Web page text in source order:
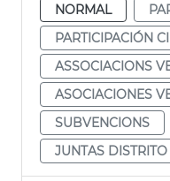
NORMAL
PARTICIPACIÓN
ASSOCIACIONS
ASOCIACIONES
SUBVENCIONS
JUNTAS DISTRITO